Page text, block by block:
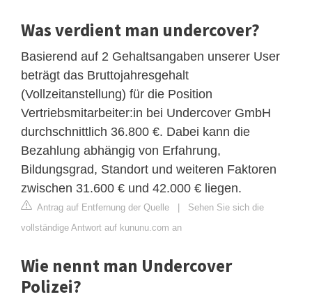
Was verdient man undercover?
Basierend auf 2 Gehaltsangaben unserer User
beträgt das Bruttojahresgehalt
(Vollzeitanstellung) für die Position
Vertriebsmitarbeiter:in bei Undercover GmbH
durchschnittlich 36.800 €. Dabei kann die
Bezahlung abhängig von Erfahrung,
Bildungsgrad, Standort und weiteren Faktoren
zwischen 31.600 € und 42.000 € liegen.
Antrag auf Entfernung der Quelle | Sehen Sie sich die
vollständige Antwort auf kununu.com an
Wie nennt man Undercover
Polizei?